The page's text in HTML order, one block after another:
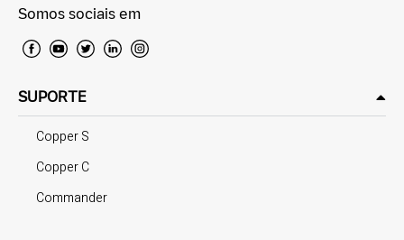
Somos sociais em
SUPORTE
Copper S
Copper C
Commander